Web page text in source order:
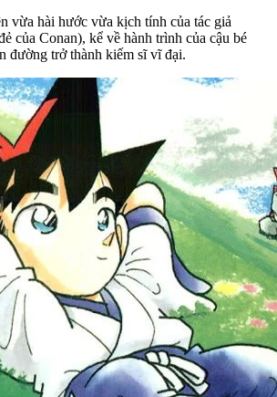
vừa hài hước vừa kịch tính của tác giả
của Conan), kể về hành trình của cậu bé
đường trở thành kiếm sĩ vĩ đại.